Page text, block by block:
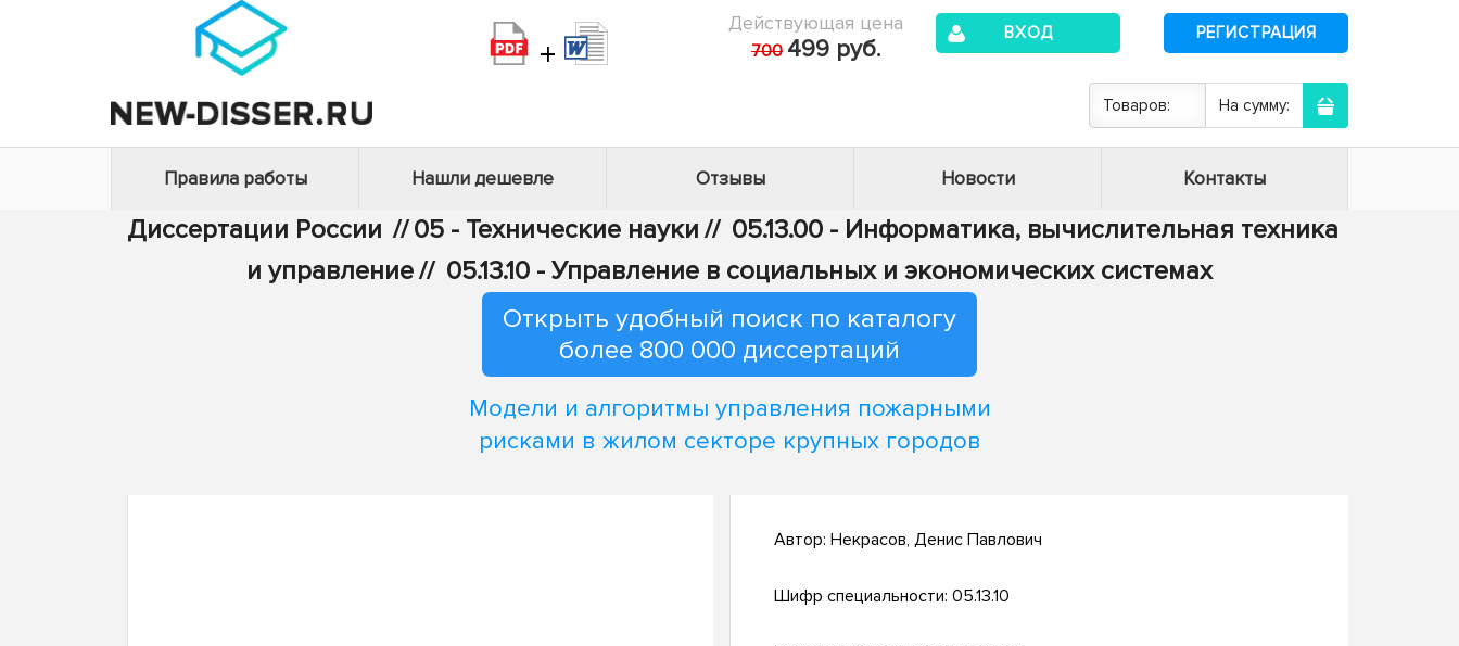
+
Действующая цена
700 499 руб.
ВХОД РЕГИСТРАЦИЯ
Товаров: На сумму:
Правила работы Нашли дешевле Отзывы Новости Контакты
Диссертации России // 05 - Технические науки // 05.13.00 - Информатика, вычислительная техника
и управление// 05.13.10 - Управление в социальных и экономических системах
Открыть удобный поиск по каталогу
более 800 000 диссертаций
Модели и алгоритмы управления пожарными
рисками в жилом секторе крупных городов
Автор: Некрасов, Денис Павлович
Шифр специальности: 05.13.10